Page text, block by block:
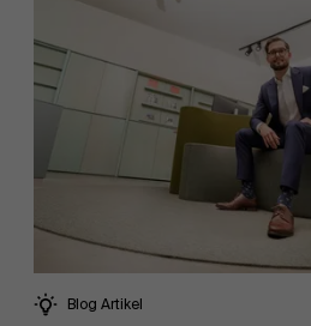
Blog Artikel